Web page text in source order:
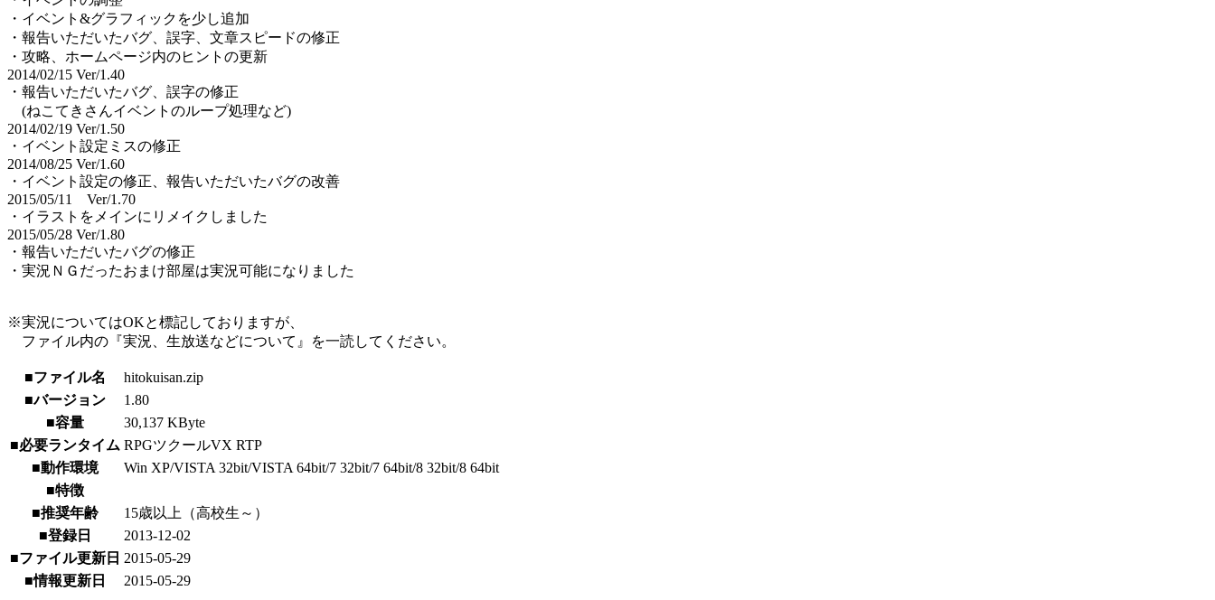
・イベント&グラフィックを少し追加
・報告いただいたバグ、誤字、文章スピードの修正
・攻略、ホームページ内のヒントの更新
2014/02/15 Ver/1.40
・報告いただいたバグ、誤字の修正
(ねこてきさんイベントのループ処理など)
2014/02/19 Ver/1.50
・イベント設定ミスの修正
2014/08/25 Ver/1.60
・イベント設定の修正、報告いただいたバグの改善
2015/05/11 Ver/1.70
・イラストをメインにリメイクしました
2015/05/28 Ver/1.80
・報告いただいたバグの修正
・実況ＮＧだったおまけ部屋は実況可能になりました
※実況についてはOKと標記しておりますが、
ファイル内の『実況、生放送などについて』を一読してください。
■ファイル名
hitokuisan.zip
■バージョン
1.80
■容量
30,137 KByte
■必要ランタイム RPGツクールVX RTP
■動作環境
Win XP/VISTA 32bit/VISTA 64bit/7 32bit/7 64bit/8 32bit/8 64bit
■特徴
■推奨年齢
15歳以上（高校生～）
■登録日
2013-12-02
■ファイル更新日 2015-05-29
■情報更新日
2015-05-29